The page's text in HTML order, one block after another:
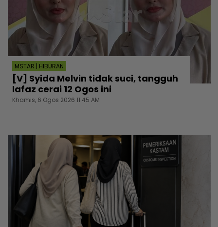
MSTAR | HIBURAN
[V] Syida Melvin tidak suci, tangguh
lafaz cerai 12 Ogos ini
Khamis, 6 Ogos 2026 11:45 AM